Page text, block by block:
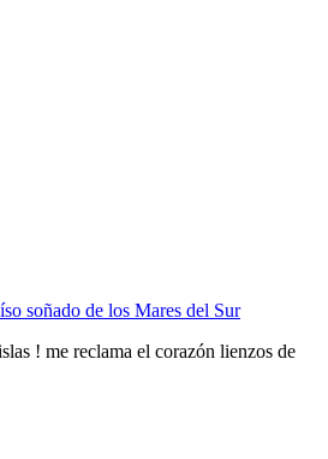
soñado de los Mares del Sur
! me reclama el corazón lienzos de